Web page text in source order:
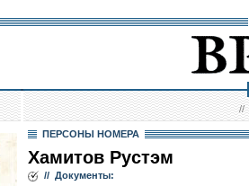
//
ПЕРСОНЫ НОМЕРА
Хамитов Рустэм
// Документы: